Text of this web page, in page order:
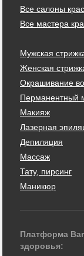
Все салоны
Все мастера
Мужская
Женская
Окрашивание
Перманентный
Макияж
Лазерная
Депиляция
Массаж
Тату, пирсинг
Маникюр
Платформа
здоровья: